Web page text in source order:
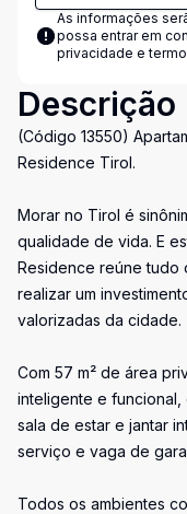
As informações
possa entrar em
privacidade e
Descrição
(Código 13550)
Residence Tirol.
Morar no Tirol é
qualidade de vida. E
Residence reúne tudo
realizar um
valorizadas da cidade.
Com 57 m² de área
inteligente e funcional,
sala de estar e jantar
serviço e vaga de
Todos os ambientes